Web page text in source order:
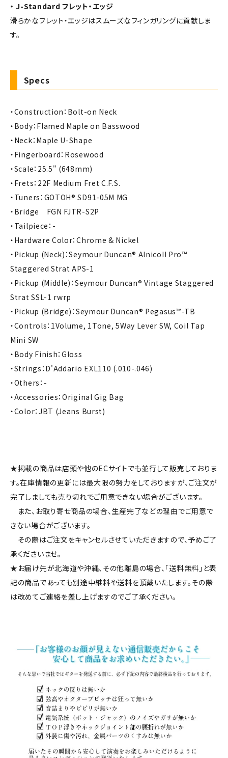
・ J-Standard フレット・エッジ
滑らかなフレット・エッジはスムーズなフィンガリングに貢献しま
す。
Specs
・Construction：Bolt-on Neck
・Body：Flamed Maple on Basswood
・Neck：Maple U-Shape
・Fingerboard：Rosewood
・Scale：25.5" (648mm)
・Frets：22F Medium Fret C.F.S.
・Tuners：GOTOH® SD91-05M MG
・Bridge FGN FJTR-S2P
・Tailpiece：-
・Hardware Color：Chrome & Nickel
・Pickup (Neck)：Seymour Duncan® AlnicoII Pro™
Staggered Strat APS-1
・Pickup (Middle)：Seymour Duncan® Vintage Staggered
Strat SSL-1 rwrp
・Pickup (Bridge)：Seymour Duncan® Pegasus™-TB
・Controls：1Volume, 1Tone, 5Way Lever SW, Coil Tap
Mini SW
・Body Finish：Gloss
・Strings：D'Addario EXL110 (.010-.046)
・Others：-
・Accessories：Original Gig Bag
・Color：JBT (Jeans Burst)
★掲載の商品は店頭や他のECサイトでも並行して販売しておりま
す。在庫情報の更新には最大限の努力をしておりますが、ご注文が
完了しましても売り切れでご用意できない場合がございます。
また、お取り寄せ商品の場合、生産完了などの理由でご用意で
きない場合がございます。
その際はご注文をキャンセルさせていただきますので、予めご了
承くださいませ。
★お届け先が北海道や沖縄、その他離島の場合、「送料無料」と表
記の商品であっても別途中継料や送料を頂戴いたします。その際
は改めてご連絡を差し上げますのでご了承ください。